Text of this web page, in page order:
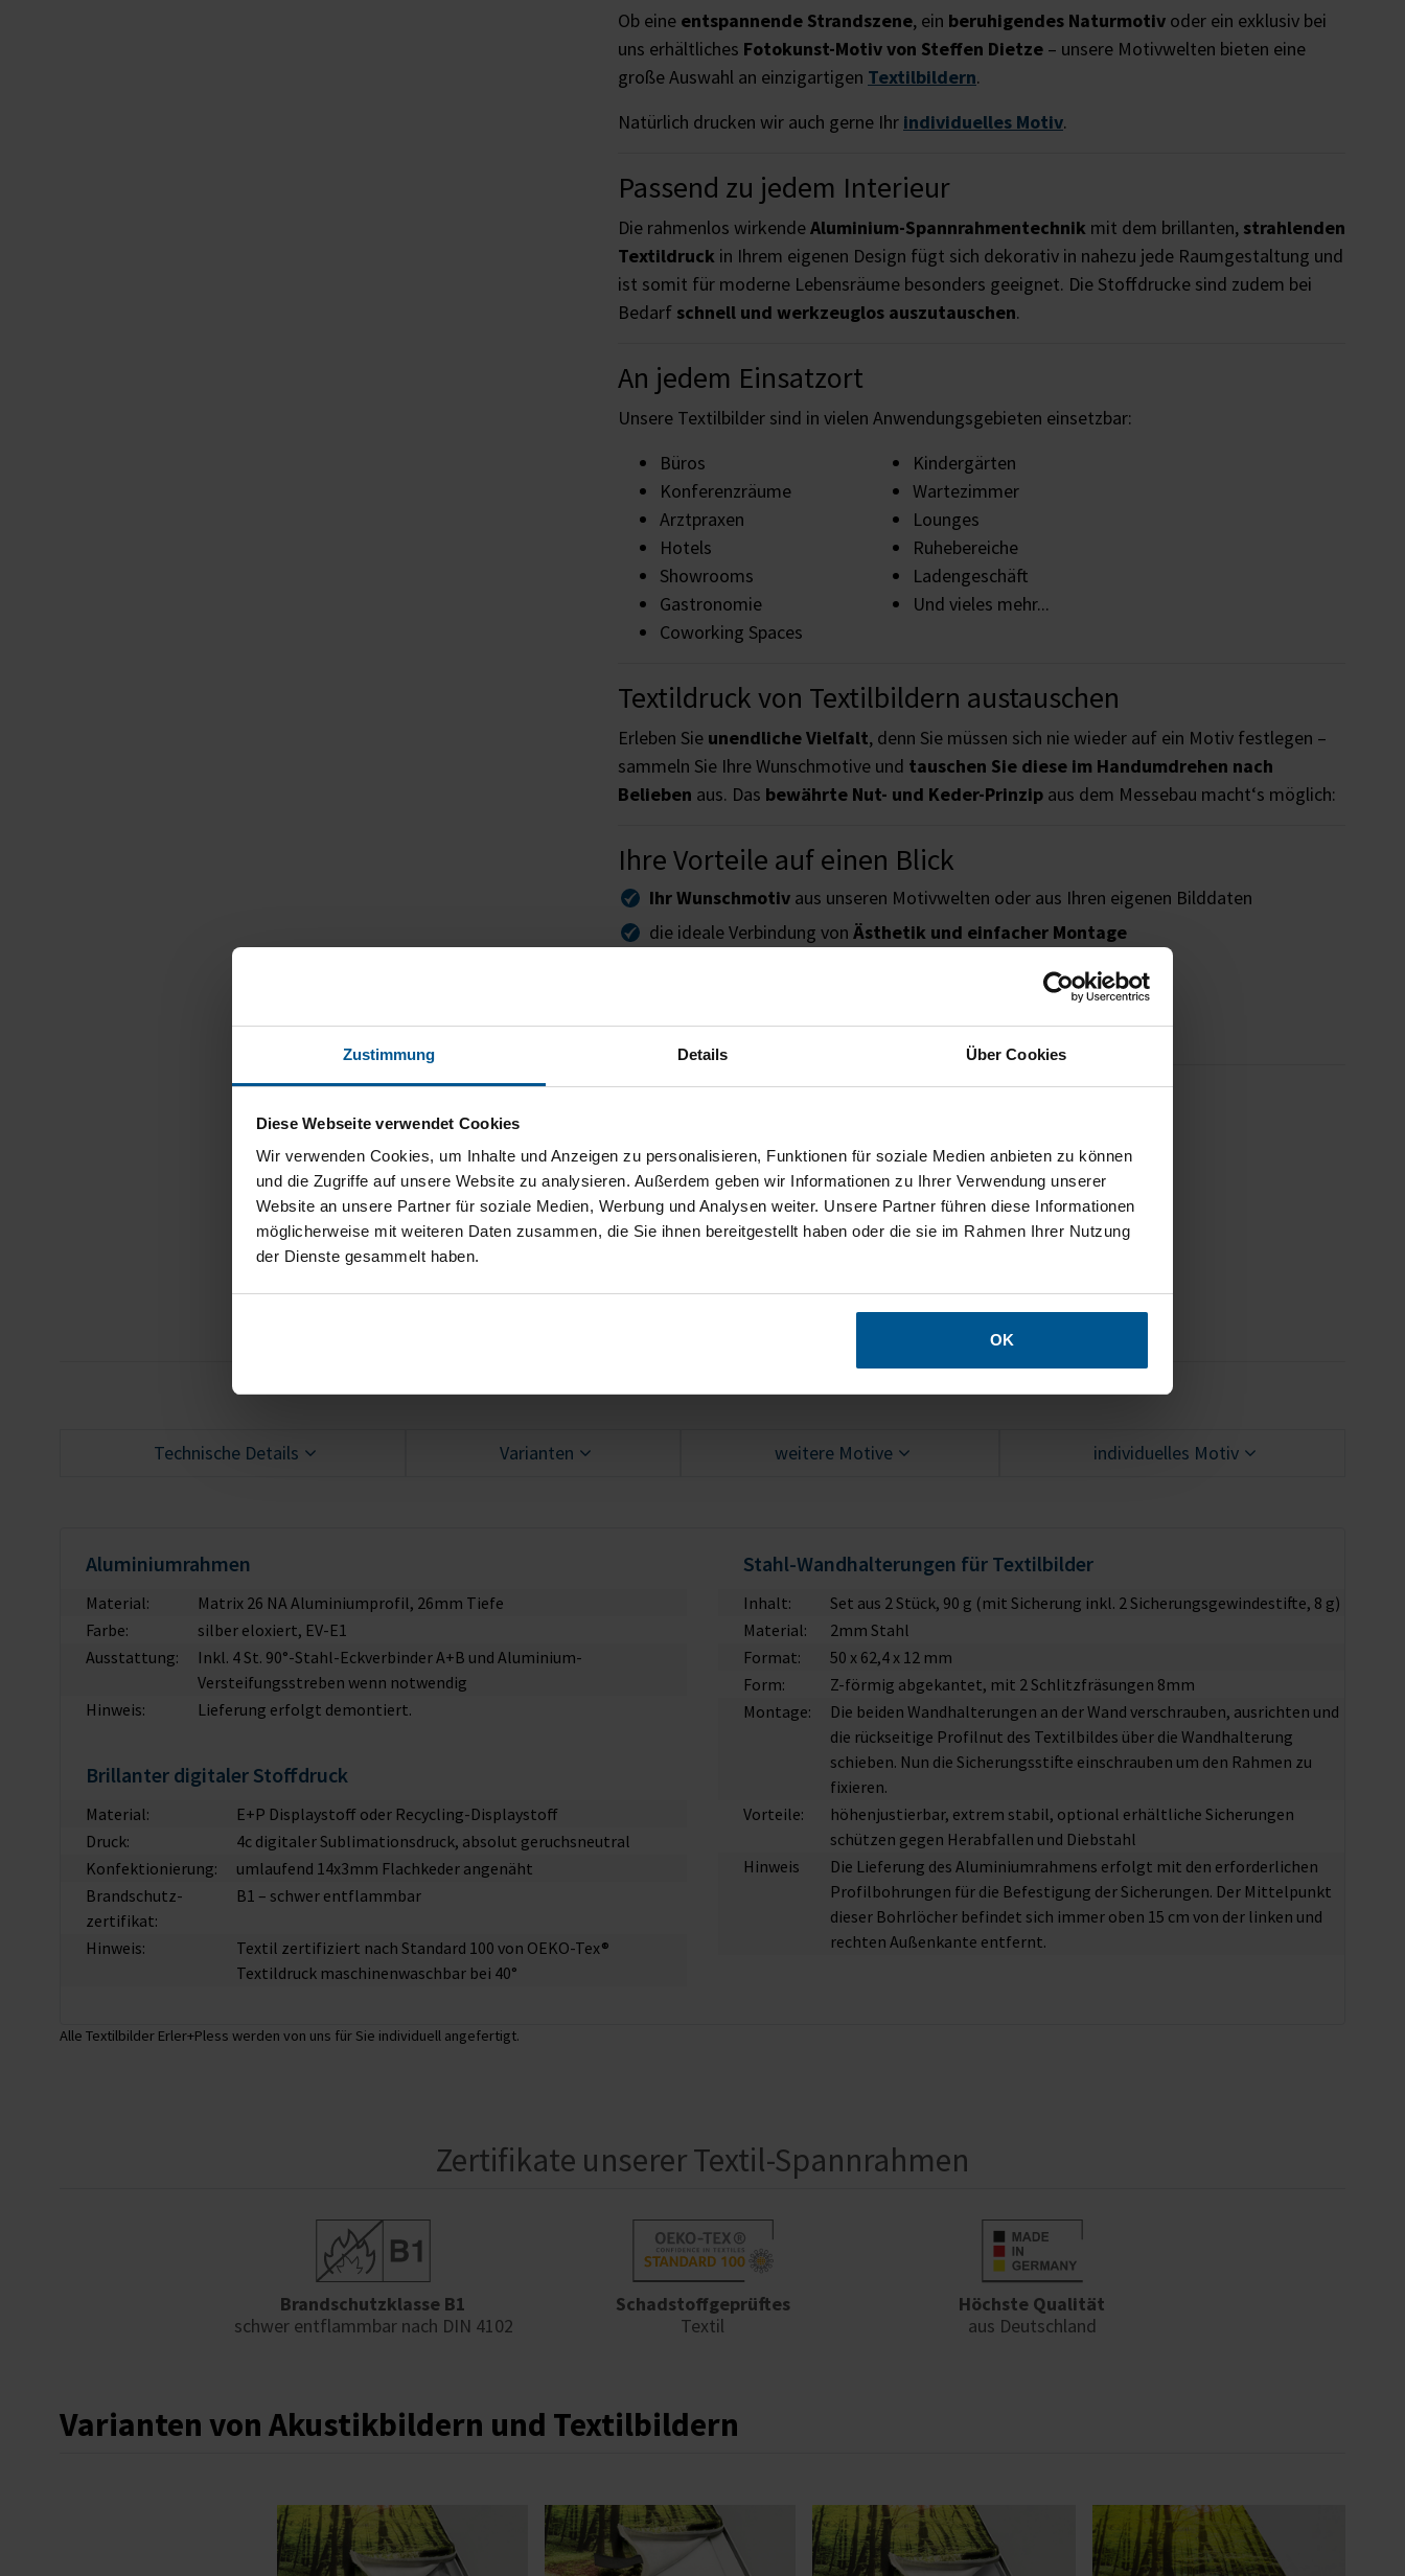
Zustimmung Details Über Cookies
Diese Webseite verwendet Cookies
Wir verwenden Cookies, um Inhalte und Anzeigen zu personalisieren, Funktionen für soziale Medien anbieten zu können
und die Zugriffe auf unsere Website zu analysieren. Außerdem geben wir Informationen zu Ihrer Verwendung unserer
Website an unsere Partner für soziale Medien, Werbung und Analysen weiter. Unsere Partner führen diese Informationen
möglicherweise mit weiteren Daten zusammen, die Sie ihnen bereitgestellt haben oder die sie im Rahmen Ihrer Nutzung
der Dienste gesammelt haben.
OK
Ob eine entspannende Strandszene, ein beruhigendes Naturmotiv oder ein exklusiv bei
uns erhältliches Fotokunst-Motiv von Steffen Dietze – unsere Motivwelten bieten eine
große Auswahl an einzigartigen Textilbildern.
Natürlich drucken wir auch gerne Ihr individuelles Motiv.
Passend zu jedem Interieur
Die rahmenlos wirkendeAluminium-Spannrahmentechnik mit dem brillanten, strahlenden
Textildruck in Ihrem eigenen Design fügt sich dekorativ in nahezu jede Raumgestaltung und
ist somit für moderne Lebensräume besonders geeignet. Die Stoffdrucke sind zudem bei
Bedarf schnell und werkzeuglos auszutauschen.
An jedem Einsatzort
Unsere Textilbilder sind in vielen Anwendungsgebieten einsetzbar:
Büros
Konferenzräume
Arztpraxen
Hotels
Showrooms
Gastronomie
Coworking Spaces
Kindergärten
Wartezimmer
Lounges
Ruhebereiche
Ladengeschäft
Und vieles mehr...
Textildruck von Textilbildern austauschen
Erleben Sie unendliche Vielfalt, denn Sie müssen sich nie wieder auf ein Motiv festlegen –
sammeln Sie Ihre Wunschmotive und tauschen Sie diese im Handumdrehen nach
Belieben aus. Das bewährte Nut- und Keder-Prinzip aus dem Messebau macht‘s möglich:
Ihre Vorteile auf einen Blick
Ihr Wunschmotiv aus unseren Motivwelten oder aus Ihren eigenen Bilddaten
die ideale Verbindung von Ästhetik und einfacher Montage
durch Alu-Spannrahmen und Textil
werkzeugloser Motivwechsel
Lieferumfang
Textildruck
Set aus 2 Wandhalterungen (optional mit Sicherungsstiften)
Aufbauanleitung (Lieferung erfolgt demontiert)
Technische Details Varianten weitere Motive individuelles Motiv
Aluminiumrahmen
Material:
Matrix 26 NA Aluminiumprofil, 26mm Tiefe
Farbe:
silber eloxiert, EV-E1
Ausstattung:
Inkl. 4 St. 90°-Stahl-Eckverbinder A+B und Aluminium-
Versteifungsstreben wenn notwendig
Hinweis:
Lieferung erfolgt demontiert.
Brillanter digitaler Stoffdruck
Material:
E+P Displaystoff oder Recycling-Displaystoff
Druck:
4c digitaler Sublimationsdruck, absolut geruchsneutral
Konfektionierung:
umlaufend 14x3mm Flachkeder angenäht
Brandschutz­
zertifikat:
B1 – schwer entflammbar
Hinweis:
Textil zertifiziert nach Standard 100 von OEKO-Tex®
Textildruck maschinenwaschbar bei 40°
Stahl-Wandhalterungen für Textilbilder
Inhalt:
Set aus 2 Stück, 90 g (mit Sicherung inkl. 2 Sicherungsgewindestifte, 8 g)
Material:
2mm Stahl
Format:
50 x 62,4 x 12 mm
Form:
Z-förmig abgekantet, mit 2 Schlitzfräsungen 8mm
Montage:
Die beiden Wandhalterungen an der Wand verschrauben, ausrichten und
die rückseitige Profilnut des Textilbildes über die Wandhalterung
schieben. Nun die Sicherungsstifte einschrauben um den Rahmen zu
fixieren.
Vorteile:
höhenjustierbar, extrem stabil, optional erhältliche Sicherungen
schützen gegen Herabfallen und Diebstahl
Hinweis
Die Lieferung des Aluminiumrahmens erfolgt mit den erforderlichen
Profilbohrungen für die Befestigung der Sicherungen. Der Mittelpunkt
dieser Bohrlöcher befindet sich immer oben 15 cm von der linken und
rechten Außenkante entfernt.
Alle Textilbilder Erler+Pless werden von uns für Sie individuell angefertigt.
Zertifikate unserer Textil-Spannrahmen
Brandschutzklasse B1
schwer entflammbar nach DIN 4102
Schadstoffgeprüftes
Textil
Höchste Qualität
aus Deutschland
Varianten von Akustikbildern und Textilbildern